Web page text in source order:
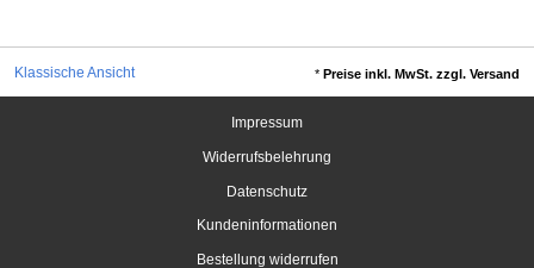
Klassische Ansicht *Preise inkl. MwSt. zzgl. Versand
Impressum
Widerrufsbelehrung
Datenschutz
Kundeninformationen
Bestellung widerrufen